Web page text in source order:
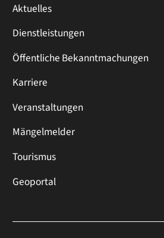
Aktuelles
Dienstleistungen
Öffentliche Bekanntmachungen
Karriere
Veranstaltungen
Mängelmelder
Tourismus
Geoportal